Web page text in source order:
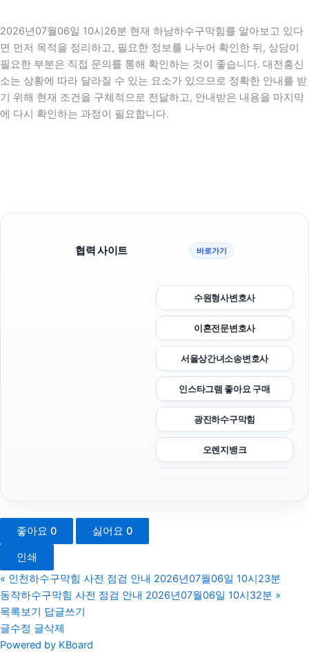
2026년07월06일 10시26분 현재 하남하수구막힘를 알아보고 있다
면 먼저 목적을 정리하고, 필요한 정보를 나누어 확인한 뒤, 상담이
필요한 부분은 직접 문의를 통해 확인하는 것이 좋습니다. 대전흥신
소는 상황에 따라 달라질 수 있는 요소가 있으므로 정확한 안내를 받
기 위해 현재 조건을 구체적으로 전달하고, 안내받은 내용을 마지막
에 다시 확인하는 과정이 필요합니다.
협력 사이트 바로가기
수원형사변호사
이혼전문변호사
서울상간녀소송변호사
인스타그램 좋아요 구매
광진하수구막힘
오렌지뱅크
대구흥신소
인스타 팔로워 구매
좋아요 0 싫어요 0
인쇄
« 인천하수구막힘 사전 점검 안내 2026년07월06일 10시23분
동작하수구막힘 사전 점검 안내 2026년07월06일 10시32분 »
목록보기
답글쓰기
글수정 글삭제
Powered by KBoard